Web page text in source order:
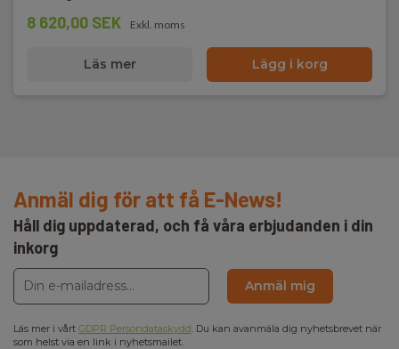
8 620,00 SEK Exkl. moms
Läs mer Lägg i korg
Anmäl dig för att få E-News!
Håll dig uppdaterad, och få våra erbjudanden i din
inkorg
Anmäl mig
Läs mer i vårt GDPR Persondataskydd. Du kan avanmäla dig nyhetsbrevet när
som helst via en link i nyhetsmailet.